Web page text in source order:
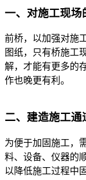
一、对施工现场
前桥，以加强对施
图纸，只有桥施工
解，才能有更多的
作也晚更有利。
二、建造施工通
为便于加固施工，
料、设备、仪器的
以降低施工过程中